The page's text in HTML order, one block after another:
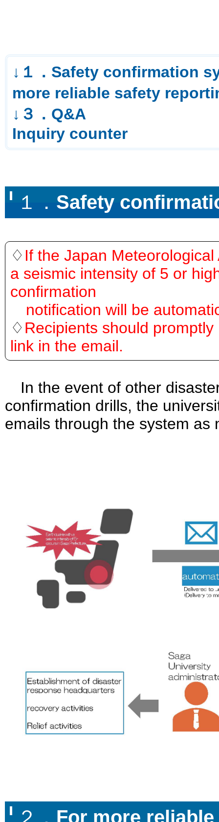
↓１．Safety confirmation
more reliable safety
↓３．Q&A
Inquiry counter
１． Safety
♢ If the Japan
a seismic intensity of 5 or
confirmation
notification will be
♢Recipients should
link in the email.
In the event of other
confirmation drills, the
emails through the system
２． For more